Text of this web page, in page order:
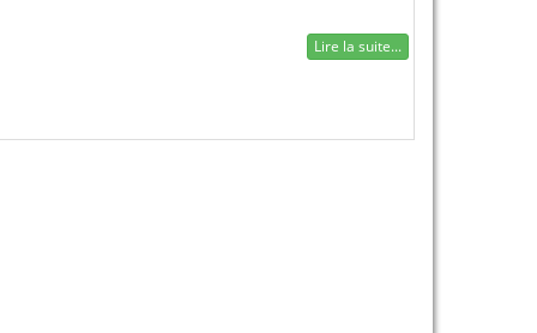
Lire la suite...